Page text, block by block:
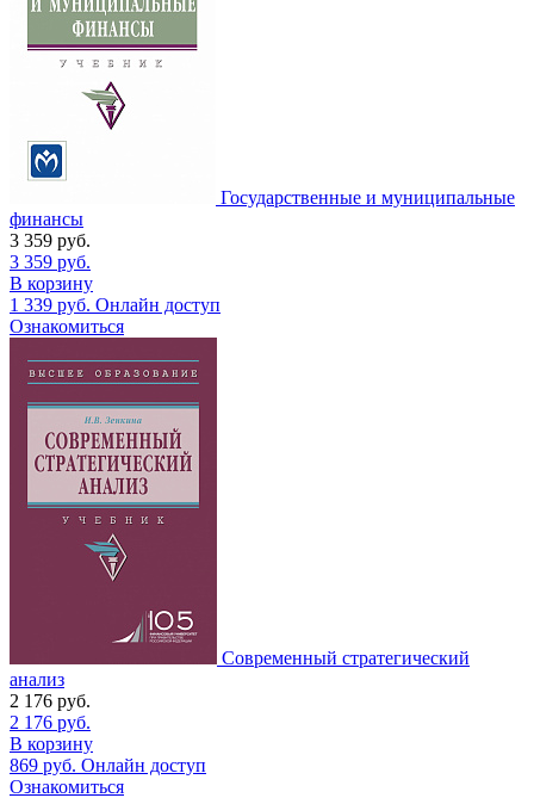
Государственные и муниципальные
финансы
3 359 руб.
3 359 руб.
В корзину
1 339 руб. Онлайн доступ
Ознакомиться
Современный стратегический
анализ
2 176 руб.
2 176 руб.
В корзину
869 руб. Онлайн доступ
Ознакомиться